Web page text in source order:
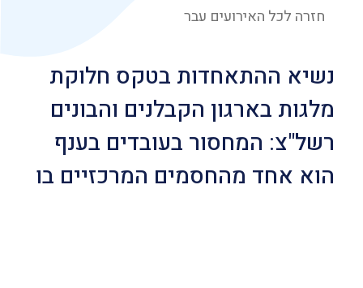
חזרה לכל האירועים עבר
נשיא ההתאחדות בטקס חלוקת
מלגות בארגון הקבלנים והבונים
רשל"צ: המחסור בעובדים בענף
הוא אחד מהחסמים המרכזיים בו